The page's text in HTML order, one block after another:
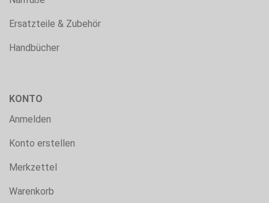
Ersatzteile & Zubehör
Handbücher
KONTO
Anmelden
Konto erstellen
Merkzettel
Warenkorb